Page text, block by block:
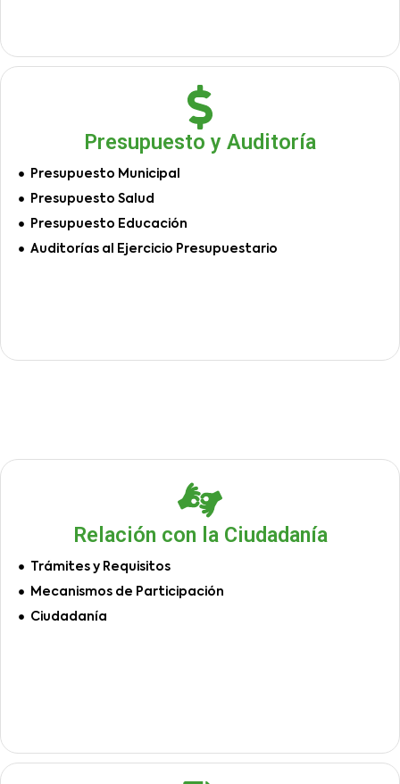
Presupuesto y Auditoría
Presupuesto Municipal
Presupuesto Salud
Presupuesto Educación
Auditorías al Ejercicio Presupuestario
Relación con la Ciudadanía
Trámites y Requisitos
Mecanismos de Participación
Ciudadanía